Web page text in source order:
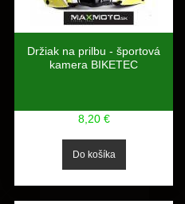
Držiak na prilbu - športová
kamera BIKETEC
8,20 €